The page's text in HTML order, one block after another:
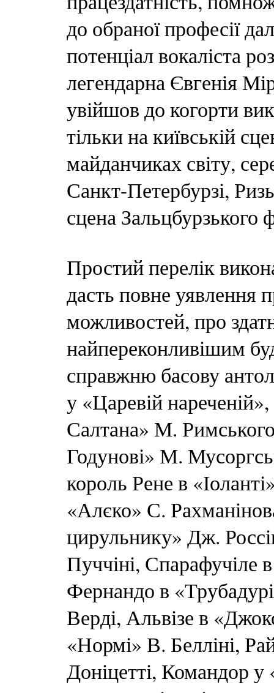
до обраної професії
потенціал вокаліста
легендарна Євгенія
увійшов до когорти
тільки на київській
майданчиках світу,
Санкт-Петербурзі,
сцена Зальцбурзького
Простий перелік
дасть повне уявлення
можливостей, про
найпереконливішим
справжню басову
у «Царевій
Салтана» М.
Годунові» М.
король Рене в
«Алєко» С.
цирульнику» Дж.
Пуччіні, Спарафучіле
Фернандо в
Верді, Альвізе в
«Нормі» В. Белліні,
Доніцетті, Командор